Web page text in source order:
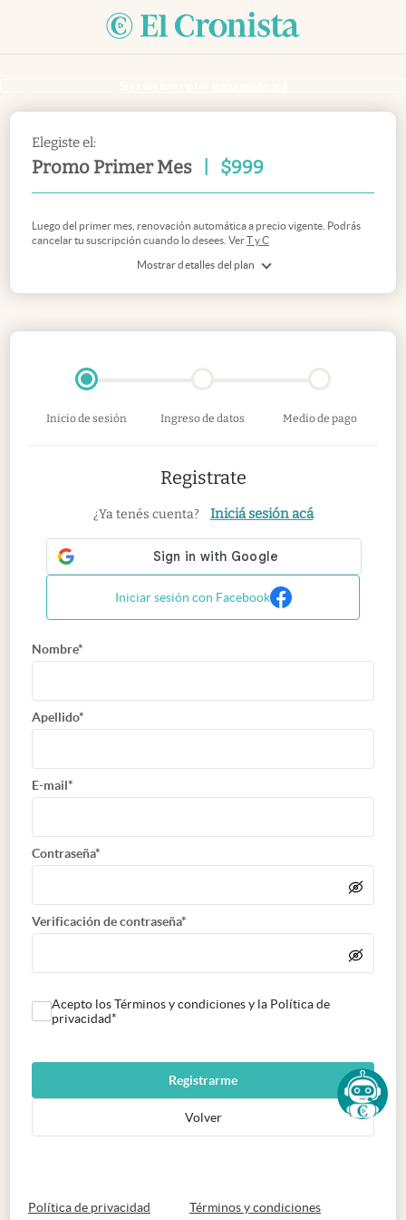
Elegiste el:
Promo Primer Mes $999
Mostrar detalles del plan
Luego del primer mes, renovación automática a precio vigente. Podrás
cancelar tu suscripción cuando lo desees. VerT y C
Inicio de sesión Ingreso de datos Medio de pago
Registrate
¿Ya tenés cuenta? Iniciá sesión acá
Iniciar sesión con Facebook
Nombre*
Apellido*
E-mail*
Contraseña*
Verificación de contraseña*
Acepto los Términos y condiciones y la Política de
privacidad*
Registrarme
Volver
Política de privacidad abre en nueva pestaña
Términos y condicionesabre en nueva